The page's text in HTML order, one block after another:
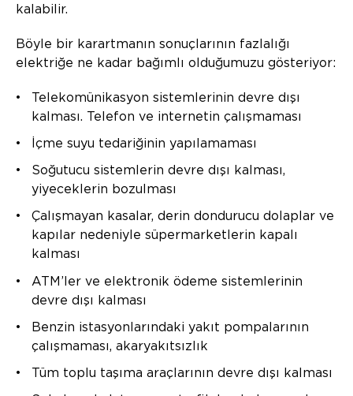
kalabilir.
Böyle bir karartmanın sonuçlarının fazlalığı
elektriğe ne kadar bağımlı olduğumuzu gösteriyor:
Telekomünikasyon sistemlerinin devre dışı
kalması. Telefon ve internetin çalışmaması
İçme suyu tedariğinin yapılamaması
Soğutucu sistemlerin devre dışı kalması,
yiyeceklerin bozulması
Çalışmayan kasalar, derin dondurucu dolaplar ve
kapılar nedeniyle süpermarketlerin kapalı
kalması
ATM’ler ve elektronik ödeme sistemlerinin
devre dışı kalması
Benzin istasyonlarındaki yakıt pompalarının
çalışmaması, akaryakıtsızlık
Tüm toplu taşıma araçlarının devre dışı kalması